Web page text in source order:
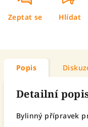
Zeptat se Hlídat
Popis
Detailní
Bylinný přípravek